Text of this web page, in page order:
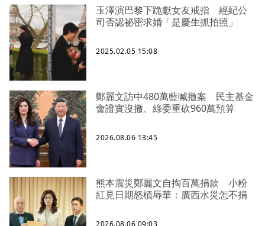
玉澤演巴黎下跪獻女友戒指 經紀公
司否認祕密求婚「是慶生抓拍照」
2025.02.05 15:08
鄭麗文訪中480萬藍喊撤案 民主基金
會證實沒撤、綠委重砍960萬預算
2026.08.06 13:45
熊本震災鄭麗文自掏百萬捐款 小粉
紅見日期怒槓辱華：廣西水災怎不捐
2026.08.06 09:03